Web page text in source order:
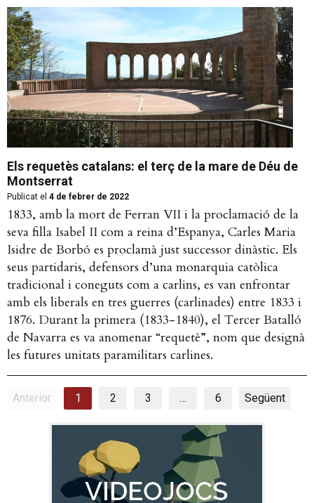
Els requetès catalans: el terç de la mare de Déu de
Montserrat
Publicat el 4 de febrer de 2022
1833, amb la mort de Ferran VII i la proclamació de la
seva filla Isabel II com a reina d’Espanya, Carles Maria
Isidre de Borbó es proclamà just successor dinàstic. Els
seus partidaris, defensors d’una monarquia catòlica
tradicional i coneguts com a carlins, es van enfrontar
amb els liberals en tres guerres (carlinades) entre 1833 i
1876. Durant la primera (1833-1840), el Tercer Batalló
de Navarra es va anomenar “requetè”, nom que designà
les futures unitats paramilitars carlines.
Anterior 1 2 3 … 6 Següent